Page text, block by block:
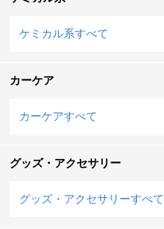
ケミカル系すべて
カーケア
カーケアすべて
グッズ・アクセサリー
グッズ・アクセサリーすべて